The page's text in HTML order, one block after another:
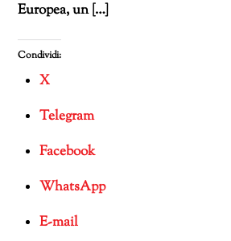
Europea, un […]
Condividi:
X
Telegram
Facebook
WhatsApp
E-mail